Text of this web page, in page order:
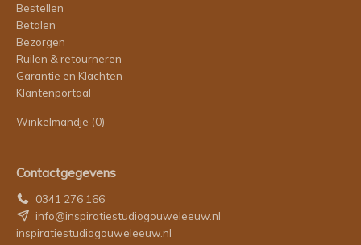
Bestellen
Betalen
Bezorgen
Ruilen & retourneren
Garantie en Klachten
Klantenportaal
Winkelmandje (0)
Contactgegevens
0341 276 166
info@inspiratiestudiogouweleeuw.nl
inspiratiestudiogouweleeuw.nl